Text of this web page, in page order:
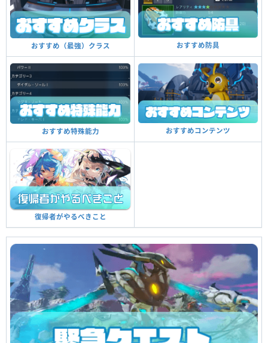
おすすめ（最強）クラス おすすめ防具
おすすめ特殊能力 おすすめコンテンツ
復帰者がやるべきこと